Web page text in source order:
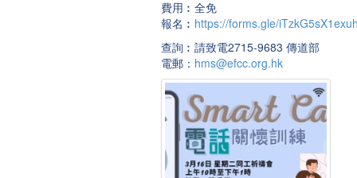
費用︰全免
報名︰ https://forms.gle/
查詢︰請致電2715-9683 傳道部
電郵： hms@efcc.org.hk